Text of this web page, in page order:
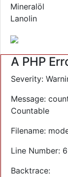
Mineralöl
Lanolin
A PHP
Severity:
Message:
Countable
Filename:
Line Number:
Backtrace: